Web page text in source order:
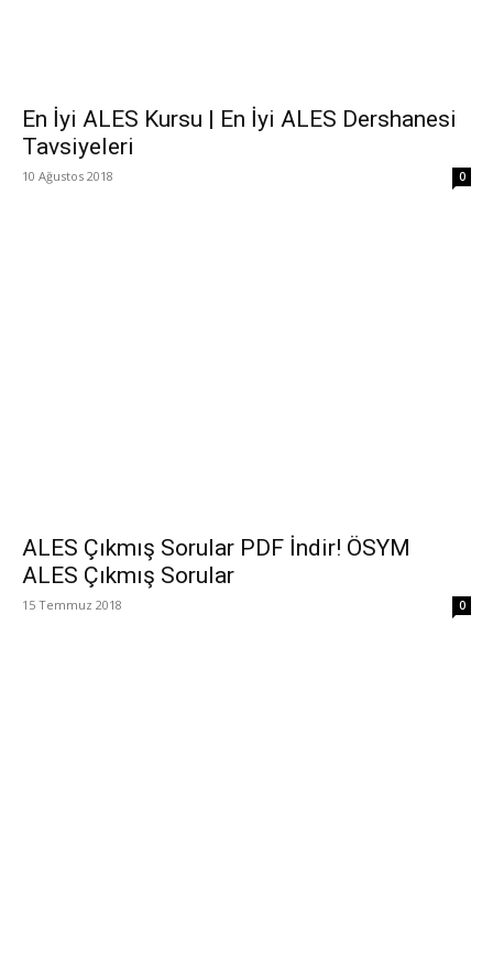
En İyi ALES Kursu | En İyi ALES Dershanesi
Tavsiyeleri
10 Ağustos 2018 0
ALES Çıkmış Sorular PDF İndir! ÖSYM
ALES Çıkmış Sorular
15 Temmuz 2018 0